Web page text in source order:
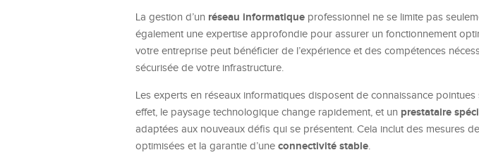
La gestion d’un réseau informatique professionnel ne se limite pas
également une expertise approfondie pour assurer un fonctionnement
votre entreprise peut bénéficier de l’expérience et des compétences
sécurisée de votre infrastructure.
Les experts en réseaux informatiques disposent de connaissance
effet, le paysage technologique change rapidement, et un prestataire
adaptées aux nouveaux défis qui se présentent. Cela inclut des mesures
optimisées et la garantie d’une connectivité stable.